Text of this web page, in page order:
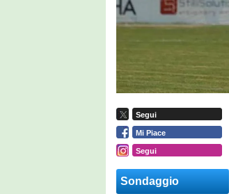
Segui
Mi Piace
Segui
Sondaggio